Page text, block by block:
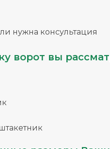
нужна консультация
ворот вы